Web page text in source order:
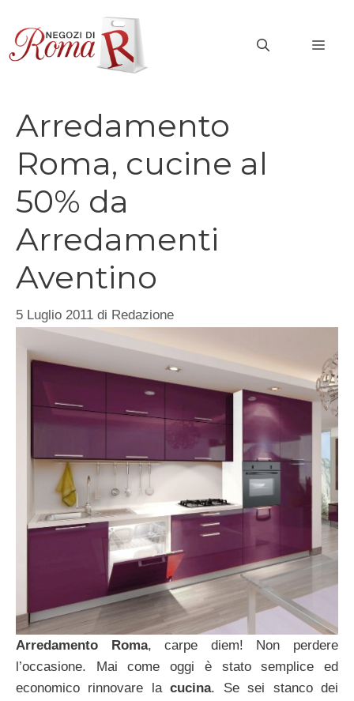
contenuto
Arredamento
Roma, cucine al
50% da
Arredamenti
Aventino
5 Luglio 2011 di Redazione
Arredamento Roma, carpe diem! Non perdere
l’occasione. Mai come oggi è stato semplice ed
economico rinnovare lacucina. Se sei stanco dei